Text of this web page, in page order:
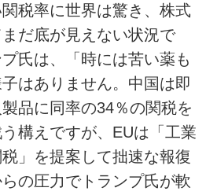
ーポリシー
簿
税率に世界は驚き、株式
だ底が見えない状況で
氏は、「時には苦い薬も
はありません。中国は即
品に同率の34％の関税を
構えですが、EUは「工業
」を提案して拙速な報復
の圧力でトランプ氏が軟